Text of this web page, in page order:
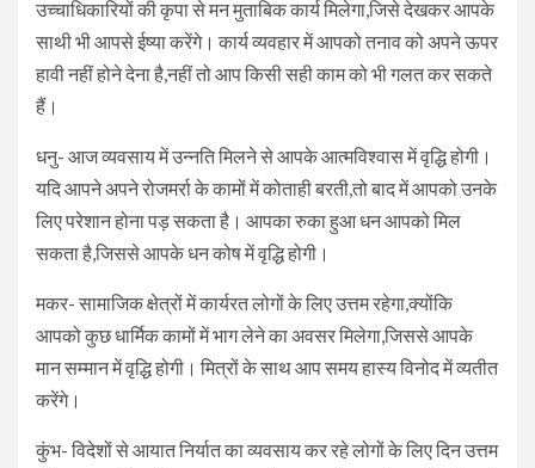
उच्चाधिकारियों की कृपा से मन मुताबिक कार्य मिलेगा,जिसे देखकर आपके
साथी भी आपसे ईष्या करेंगे। कार्य व्यवहार में आपको तनाव को अपने ऊपर
हावी नहीं होने देना है,नहीं तो आप किसी सही काम को भी गलत कर सकते
हैं।
धनु- आज व्यवसाय में उन्नति मिलने से आपके आत्मविश्वास में वृद्धि होगी।
यदि आपने अपने रोजमर्रा के कामों में कोताही बरती,तो बाद में आपको उनके
लिए परेशान होना पड़ सकता है। आपका रुका हुआ धन आपको मिल
सकता है,जिससे आपके धन कोष में वृद्धि होगी।
मकर- सामाजिक क्षेत्रों में कार्यरत लोगों के लिए उत्तम रहेगा,क्योंकि
आपको कुछ धार्मिक कामों में भाग लेने का अवसर मिलेगा,जिससे आपके
मान सम्मान में वृद्धि होगी। मित्रों के साथ आप समय हास्य विनोद में व्यतीत
करेंगे।
कुंभ- विदेशों से आयात निर्यात का व्यवसाय कर रहे लोगों के लिए दिन उत्तम